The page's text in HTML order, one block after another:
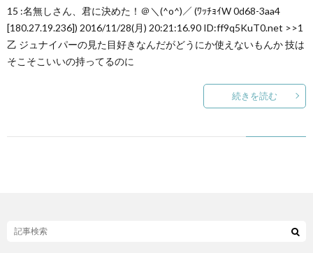
一
15 :名無しさん、君に決めた！＠＼(^o^)／ (ﾜｯﾁｮｲW 0d68-3aa4
[180.27.19.236]) 2016/11/28(月) 20:21:16.90 ID:ff9q5KuT0.net >>1
乙 ジュナイパーの見た目好きなんだがどうにか使えないもんか 技は
そこそこいいの持ってるのに
続きを読む